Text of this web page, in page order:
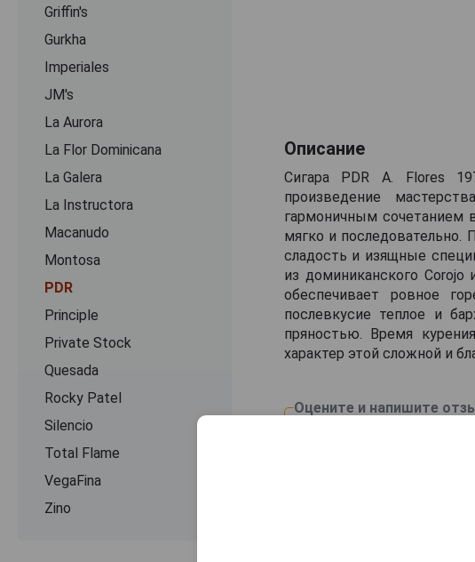
Griffin's
Gurkha
Imperiales
JM's
La Aurora
La Flor Dominicana
La Galera
La Instructora
Macanudo
Montosa
PDR
Principle
Private Stock
Quesada
Rocky Patel
Silencio
Total Flame
VegaFina
Zino
Описание
Сигара PDR A. Flores
произведение
гармоничным сочетанием
мягко и последовательно.
сладость и изящные
из доминиканского Corojo
обеспечивает ровное
послевкусие теплое и
пряностью. Время
характер этой сложной и
Оцените и напишите